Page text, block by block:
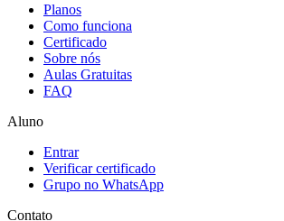
Planos
Como funciona
Certificado
Sobre nós
Aulas Gratuitas
FAQ
Aluno
Entrar
Verificar certificado
Grupo no WhatsApp
Contato